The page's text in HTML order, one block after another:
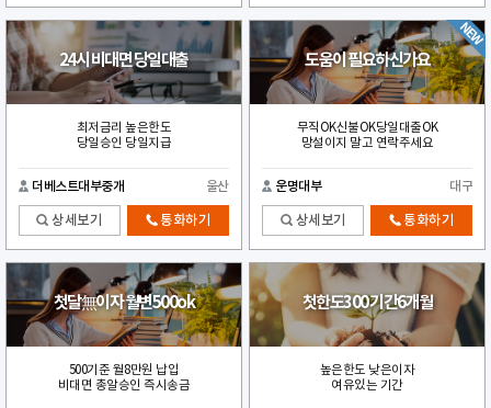
24시 비대면 당일대출
최저금리 높은한도
당일승인 당일지급
더베스트대부중개 울산
상세보기 통화하기
도움이 필요하신가요
무직OK신불OK당일대출OK
망설이지 말고 연락주세요
운명대부 대구
상세보기 통화하기
첫달無이자 월변500ok
500기준 월8만원 납입
비대면 총알승인 즉시송금
첫한도300 기간6개월
높은한도 낮은이자
여유있는 기간